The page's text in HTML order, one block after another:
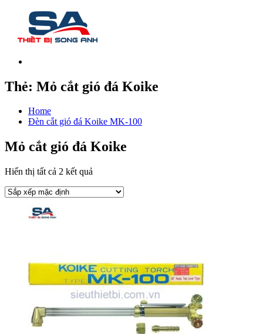
Thẻ: Mỏ cắt gió đá Koike
Home
Đèn cắt gió đá Koike MK-100
Mỏ cắt gió đá Koike
Hiển thị tất cả 2 kết quả